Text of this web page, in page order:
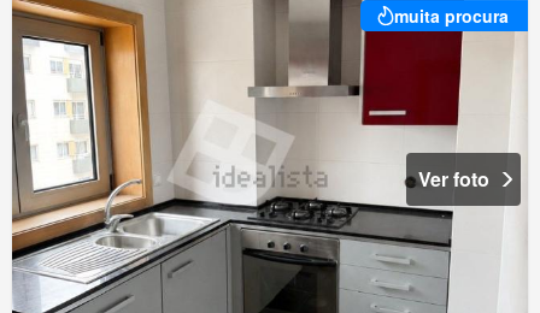
muita procura
Ver foto